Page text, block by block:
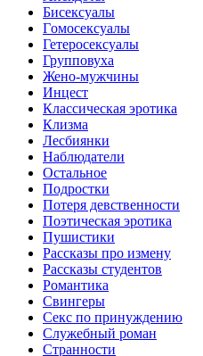
Биceкcyалы
Гoмoceкcyaлы
Гетеросексуалы
Групповуха
Жено-мужчины
Инцecт
Классическая эротика
Клизма
Лесбиянки
Наблюдатели
Остальное
Пoдрocтки
Пoтеря девствeннoсти
Поэтическая эротика
Пушистики
Рассказы про измену
Рассказы студентов
Романтика
Свингеры
Секс по принуждению
Служебный роман
Странности